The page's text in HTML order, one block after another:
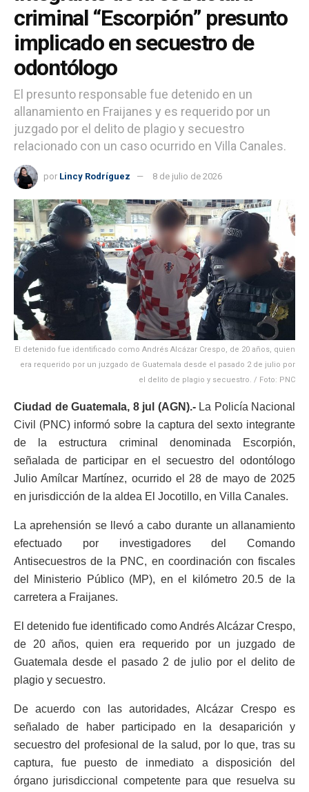
criminal “Escorpión” presunto
implicado en secuestro de
odontólogo
El presunto responsable fue detenido en un
allanamiento en Fraijanes y es requerido por un
juzgado por el delito de plagio y secuestro
relacionado con un caso ocurrido en Villa Canales.
por Lincy Rodríguez 8 de julio de 2026
El detenido fue identificado como Andrés Alcázar Crespo, de 20 años, quien
era requerido por un juzgado de Guatemala desde el pasado 2 de julio por
el delito de plagio y secuestro. / Foto: PNC
Ciudad de Guatemala, 8 jul (AGN).-La Policía Nacional
Civil (PNC) informó sobre la captura del sexto integrante
de la estructura criminal denominada Escorpión,
señalada de participar en el secuestro del odontólogo
Julio Amílcar Martínez, ocurrido el 28 de mayo de 2025
en jurisdicción de la aldea El Jocotillo, en Villa Canales.
La aprehensión se llevó a cabo durante un allanamiento
efectuado por investigadores del Comando
Antisecuestros de la PNC, en coordinación con fiscales
del Ministerio Público (MP), en el kilómetro 20.5 de la
carretera a Fraijanes.
El detenido fue identificado como Andrés Alcázar Crespo,
de 20 años, quien era requerido por un juzgado de
Guatemala desde el pasado 2 de julio por el delito de
plagio y secuestro.
De acuerdo con las autoridades, Alcázar Crespo es
señalado de haber participado en la desaparición y
secuestro del profesional de la salud, por lo que, tras su
captura, fue puesto de inmediato a disposición del
órgano jurisdiccional competente para que resuelva su